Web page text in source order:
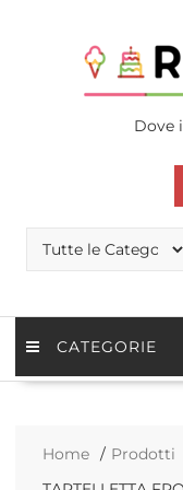
Dove
CATEGORIE
Home
Prodotti